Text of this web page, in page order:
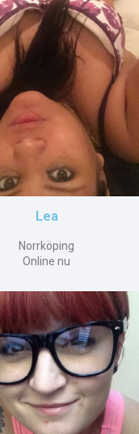
Lea
Norrköping
Online nu